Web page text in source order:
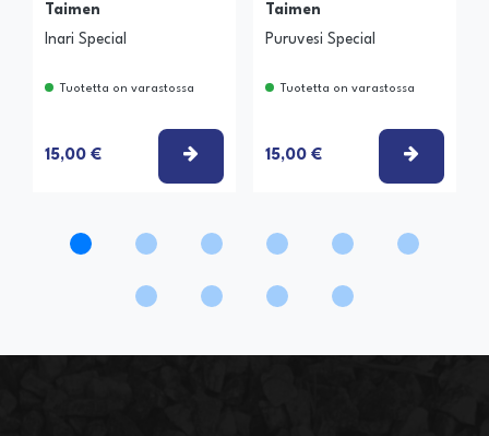
Taimen
Inari Special
Tuotetta on varastossa
15,00 € VALITSE VAIHTOEHTO
Taimen
Puruvesi Special
Tuotetta on varastossa
15,00 €